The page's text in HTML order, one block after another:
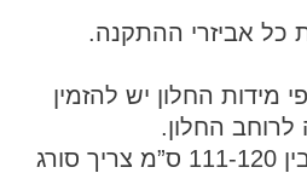
כל אביזרי ההתקנה.
מידות החלון יש להזמין
לרוחב החלון.
לדוגמה: חלון שרוחבו בין 111-120 ס”מ צריך סורג